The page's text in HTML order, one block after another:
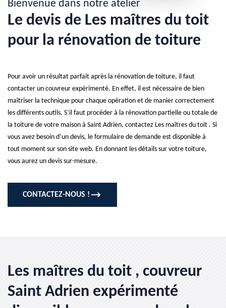
Bienvenue dans notre atelier
Le devis de Les maîtres du toit
pour la rénovation de toiture
Pour avoir un résultat parfait après la rénovation de toiture, il faut
contacter un couvreur expérimenté. En effet, il est nécessaire de bien
maîtriser la technique pour chaque opération et de manier correctement
les différents outils. S’il faut procéder à la rénovation partielle ou totale de
la toiture de votre maison à Saint Adrien, contactez Les maîtres du toit . Si
vous avez besoin d’un devis, le formulaire de demande est disponible à
tout moment sur son site web. En donnant les détails sur votre toiture,
vous aurez un devis sur-mesure.
CONTACTEZ-NOUS !
Les maîtres du toit , couvreur
Saint Adrien expérimenté